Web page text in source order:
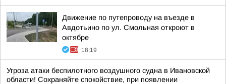
Движение по путепроводу на въезде в
Авдотьино по ул. Смольная откроют в
октябре
18:19
Угроза атаки беспилотного воздушного судна в Ивановской
области! Сохраняйте спокойствие, при появлении